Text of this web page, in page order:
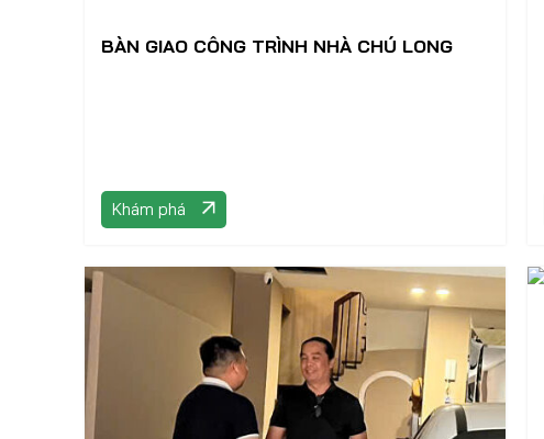
BÀN GIAO CÔNG TRÌNH NHÀ CHÚ LONG
Khám phá